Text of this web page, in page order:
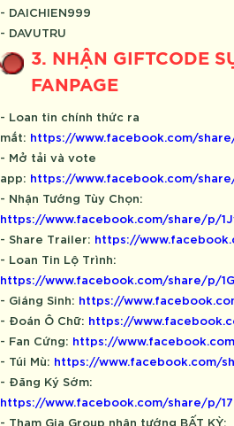
- DAICHIEN999
- DAVUTRU
3. NHẬN GIFTCODE
FANPAGE
- Loan tin chính thức ra
mắt: https://www.facebook.com/
- Mở tải và vote
app: https://www.facebook.com/
- Nhận Tướng Tùy Chọn:
https://www.facebook.com/share/p/
- Share Trailer: https://
- Loan Tin Lộ Trình:
https://www.facebook.com/share/p/
- Giáng Sinh: https://
- Đoán Ô Chữ: https://
- Fan Cứng: https://
- Túi Mù: https://www.facebook.com/
- Đăng Ký Sớm:
https://www.facebook.com/share/p/
- Tham Gia Group nhận tướng BẤT KỲ: